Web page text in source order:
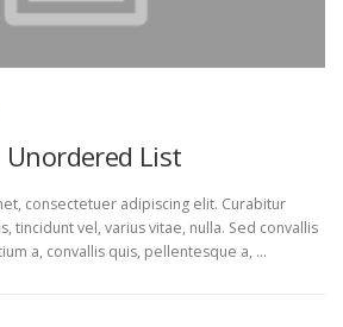
List
consectetuer adipiscing elit. Curabitur
tincidunt vel, varius vitae, nulla. Sed convallis
a, convallis quis, pellentesque a, …